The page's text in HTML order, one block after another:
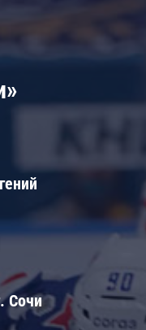
Сочи